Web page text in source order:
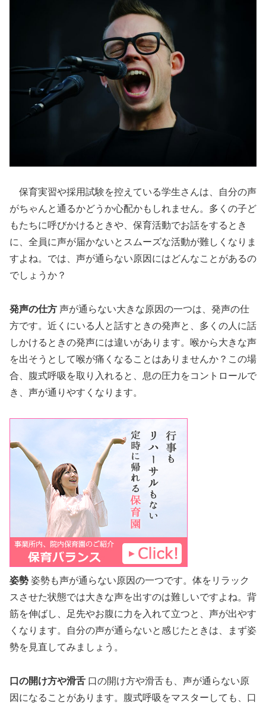
保育実習や採用試験を控えている学生さんは、自分の声
がちゃんと通るかどうか心配かもしれません。多くの子ど
もたちに呼びかけるときや、保育活動でお話をするとき
に、全員に声が届かないとスムーズな活動が難しくなりま
すよね。では、声が通らない原因にはどんなことがあるの
でしょうか？
発声の仕方 声が通らない大きな原因の一つは、発声の仕
方です。近くにいる人と話すときの発声と、多くの人に話
しかけるときの発声には違いがあります。喉から大きな声
を出そうとして喉が痛くなることはありませんか？この場
合、腹式呼吸を取り入れると、息の圧力をコントロールで
き、声が通りやすくなります。
姿勢 姿勢も声が通らない原因の一つです。体をリラック
スさせた状態では大きな声を出すのは難しいですよね。背
筋を伸ばし、足先やお腹に力を入れて立つと、声が出やす
くなります。自分の声が通らないと感じたときは、まず姿
勢を見直してみましょう。
口の開け方や滑舌 口の開け方や滑舌も、声が通らない原
因になることがあります。腹式呼吸をマスターしても、口